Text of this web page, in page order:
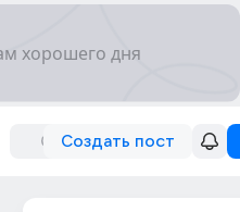
Создать пост